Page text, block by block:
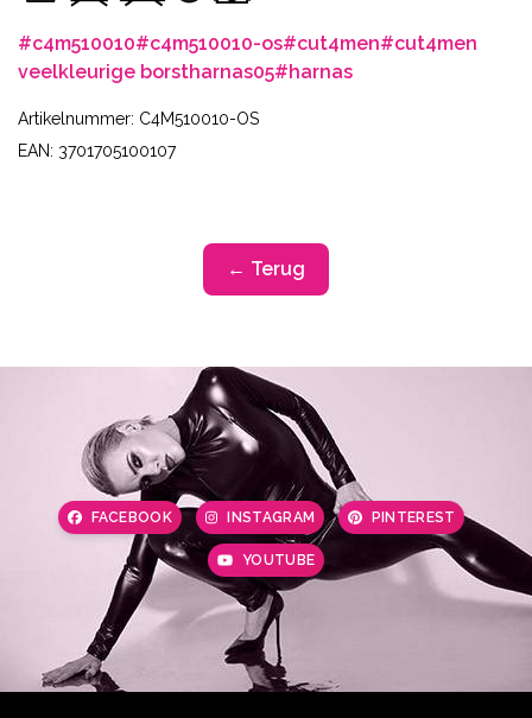
#c4m510010#c4m510010-os#cut4men#cut4men
veelkleurige borstharnas05#harnas
Artikelnummer: C4M510010-OS
EAN: 3701705100107
← Terug
FACEBOOK INSTAGRAM PINTEREST
YOUTUBE